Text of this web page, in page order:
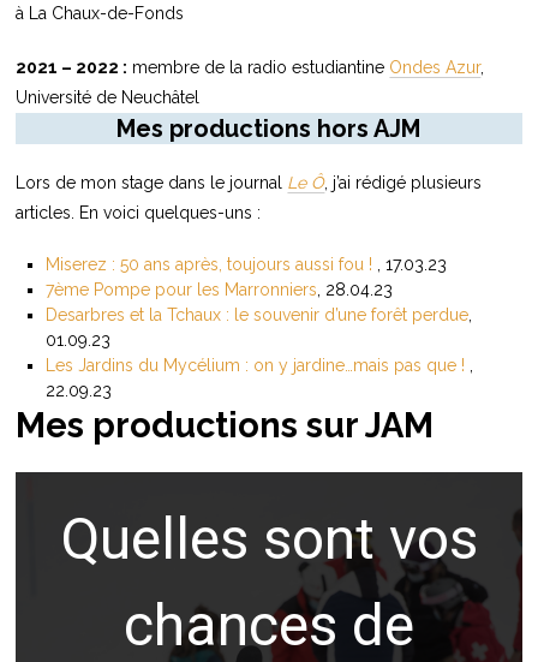
à La Chaux-de-Fonds
2021 – 2022 : membre de la radio estudiantine Ondes Azur,
Université de Neuchâtel
Mes productions hors AJM
Lors de mon stage dans le journal Le Ô, j’ai rédigé plusieurs
articles. En voici quelques-uns :
Miserez : 50 ans après, toujours aussi fou ! , 17.03.23
7ème Pompe pour les Marronniers, 28.04.23
Desarbres et la Tchaux : le souvenir d’une forêt perdue,
01.09.23
Les Jardins du Mycélium : on y jardine…mais pas que ! ,
22.09.23
Mes productions sur JAM
Quelles sont vos
chances de